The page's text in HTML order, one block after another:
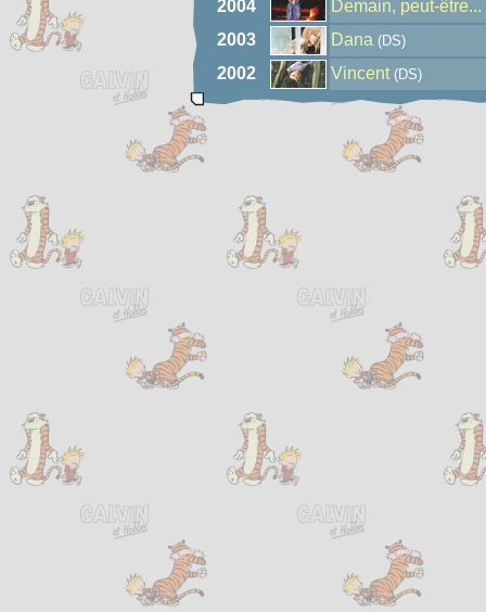
2004 Demain, peut-être...
2003 Dana (DS)
2002 Vincent(DS)